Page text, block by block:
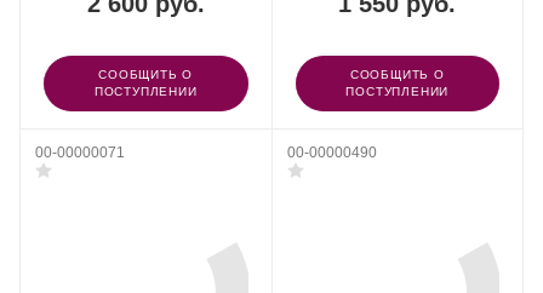
СООБЩИТЬ О
ПОСТУПЛЕНИИ
СООБЩИТЬ О
ПОСТУПЛЕНИИ
00-00000071 00-00000490